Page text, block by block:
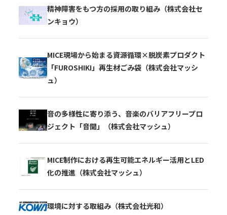
精神障害をもつ方の採用の取り組み（株式会社セ
ンキョウ）
MICE現場から始まる資源循環×脱炭素プロダクト
「FUROSHIKI」再生材ごみ袋（株式会社マッシ
ュ）
音の多様性に寄り添う、音楽のバリアフリープロ
ジェクト「音聞」（株式会社マッシュ）
MICE制作における再生可能エネルギー活用とLED
化の推進（株式会社マッシュ）
環境に対する取組み（株式会社光和）